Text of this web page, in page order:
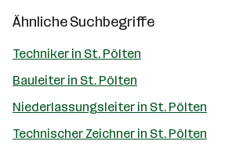
Ähnliche Suchbegriffe
Techniker in St. Pölten
Bauleiter in St. Pölten
Niederlassungsleiter in St. Pölten
Technischer Zeichner in St. Pölten